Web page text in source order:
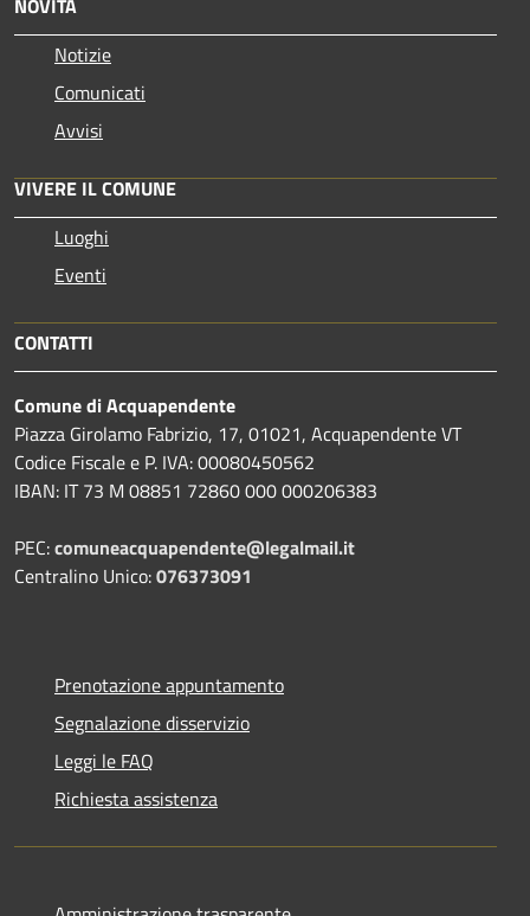
NOVITÀ
Notizie
Comunicati
Avvisi
VIVERE IL COMUNE
Luoghi
Eventi
CONTATTI
Comune di Acquapendente
Piazza Girolamo Fabrizio, 17, 01021, Acquapendente VT
Codice Fiscale e P. IVA: 00080450562
IBAN: IT 73 M 08851 72860 000 000206383
PEC:comuneacquapendente@legalmail.it
Centralino Unico:076373091
Prenotazione appuntamento
Segnalazione disservizio
Leggi le FAQ
Richiesta assistenza